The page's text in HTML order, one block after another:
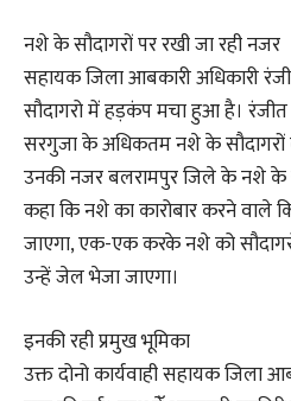
नशे के सौदागरों पर रखी जा रही नजर
सहायक जिला आबकारी अधिकारी
सौदागरो में हड़कंप मचा हुआ है। रंजीत
सरगुजा के अधिकतम नशे के
उनकी नजर बलरामपुर जिले के नशे के
कहा कि नशे का कारोबार करने वाले
जाएगा, एक-एक करके नशे को
उन्हें जेल भेजा जाएगा।
इनकी रही प्रमुख भूमिका
उक्त दोनो कार्यवाही सहायक जिला